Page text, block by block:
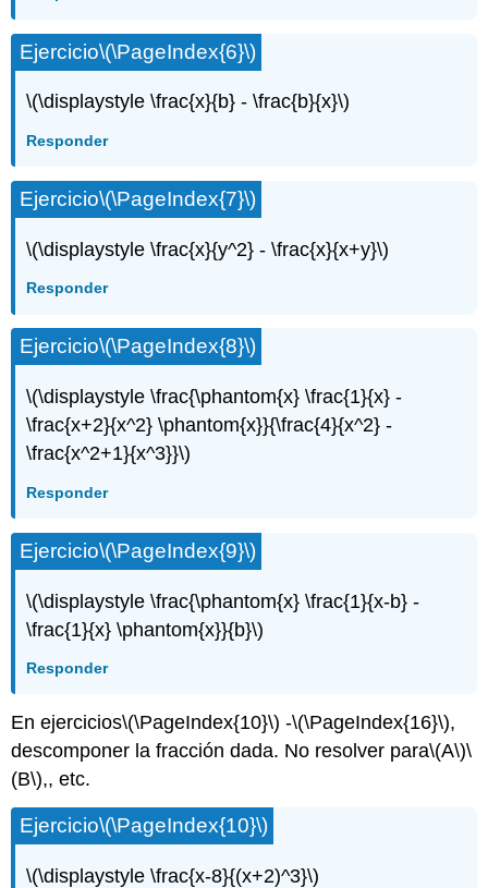
Ejercicio\(\PageIndex{6}\)
\(\displaystyle \frac{x}{b} - \frac{b}{x}\)
Responder
Ejercicio\(\PageIndex{7}\)
\(\displaystyle \frac{x}{y^2} - \frac{x}{x+y}\)
Responder
Ejercicio\(\PageIndex{8}\)
\(\displaystyle \frac{\phantom{x} \frac{1}{x} -
\frac{x+2}{x^2} \phantom{x}}{\frac{4}{x^2} -
\frac{x^2+1}{x^3}}\)
Responder
Ejercicio\(\PageIndex{9}\)
\(\displaystyle \frac{\phantom{x} \frac{1}{x-b} -
\frac{1}{x} \phantom{x}}{b}\)
Responder
En ejercicios\(\PageIndex{10}\) -\(\PageIndex{16}\),
descomponer la fracción dada. No resolver para\(A\)\
(B\),, etc.
Ejercicio\(\PageIndex{10}\)
\(\displaystyle \frac{x-8}{(x+2)^3}\)